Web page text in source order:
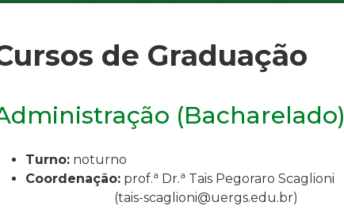
de Graduação
(Bacharelado)
Turno: noturno
Coordenação: prof.a Dr.a Tais Pegoraro Scaglioni
(tais-scaglioni@uergs.edu.br)